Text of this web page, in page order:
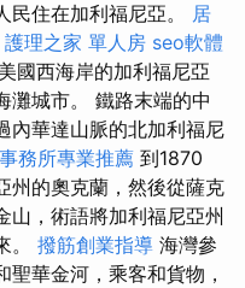
民住在加利福尼亞。 居
護理之家 單人房 seo軟體
國西海岸的加利福尼亞
灘城市。 鐵路末端的中
內華達山脈的北加利福尼
務所專業推薦 到1870
州的奧克蘭，然後從薩克
山，術語將加利福尼亞州
。 撥筋創業指導 海灣參
華金河，乘客和貨物，